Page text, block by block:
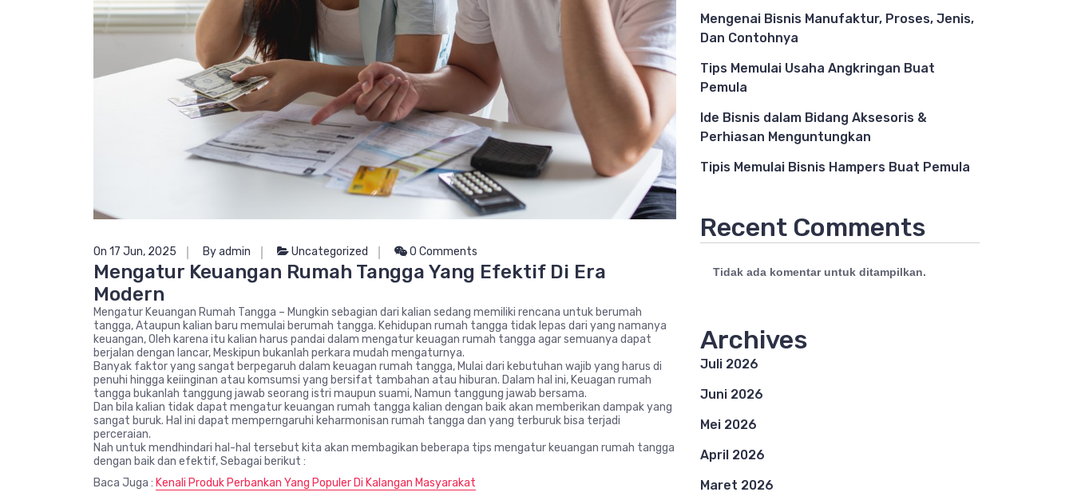
On 17 Jun, 2025 By admin Uncategorized 0 Comments
Mengatur Keuangan Rumah Tangga Yang Efektif Di Era
Modern
Mengatur Keuangan Rumah Tangga – Mungkin sebagian dari kalian sedang memiliki rencana untuk berumah
tangga, Ataupun kalian baru memulai berumah tangga. Kehidupan rumah tangga tidak lepas dari yang namanya
keuangan, Oleh karena itu kalian harus pandai dalam mengatur keuagan rumah tangga agar semuanya dapat
berjalan dengan lancar, Meskipun bukanlah perkara mudah mengaturnya.
Banyak faktor yang sangat berpegaruh dalam keuagan rumah tangga, Mulai dari kebutuhan wajib yang harus di
penuhi hingga keiinginan atau komsumsi yang bersifat tambahan atau hiburan. Dalam hal ini, Keuagan rumah
tangga bukanlah tanggung jawab seorang istri maupun suami, Namun tanggung jawab bersama.
Dan bila kalian tidak dapat mengatur keuangan rumah tangga kalian dengan baik akan memberikan dampak yang
sangat buruk. Hal ini dapat memperngaruhi keharmonisan rumah tangga dan yang terburuk bisa terjadi
perceraian.
Nah untuk mendhindari hal-hal tersebut kita akan membagikan beberapa tips mengatur keuangan rumah tangga
dengan baik dan efektif, Sebagai berikut :
Baca Juga : Kenali Produk Perbankan Yang Populer Di Kalangan Masyarakat
Mengenai Bisnis Manufaktur, Proses, Jenis,
Dan Contohnya
Tips Memulai Usaha Angkringan Buat
Pemula
Ide Bisnis dalam Bidang Aksesoris &
Perhiasan Menguntungkan
Tipis Memulai Bisnis Hampers Buat Pemula
Recent Comments
Tidak ada komentar untuk ditampilkan.
Archives
Juli 2026
Juni 2026
Mei 2026
April 2026
Maret 2026